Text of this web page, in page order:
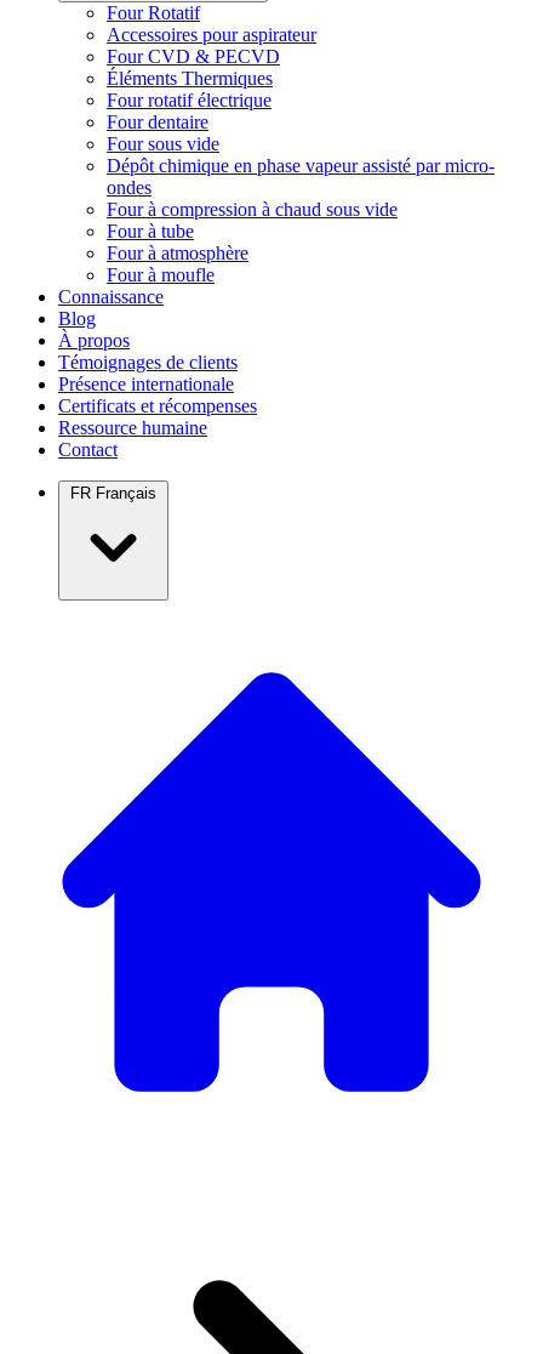
Four Rotatif
Accessoires pour aspirateur
Four CVD & PECVD
Éléments Thermiques
Four rotatif électrique
Four dentaire
Four sous vide
Dépôt chimique en phase vapeur assisté par micro-
ondes
Four à compression à chaud sous vide
Four à tube
Four à atmosphère
Four à moufle
Connaissance
Blog
À propos
Témoignages de clients
Présence internationale
Certificats et récompenses
Ressource humaine
Contact
FR Français